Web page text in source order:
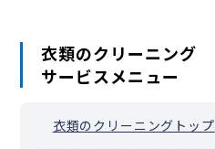
衣類のクリーニング
サービスメニュー
衣類のクリーニングトップ